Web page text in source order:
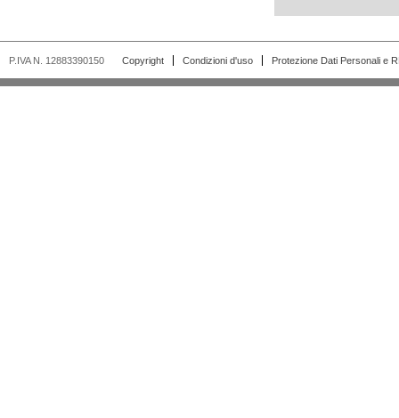
P.IVA N. 12883390150 Copyright Condizioni d'uso Protezione Dati Personali e